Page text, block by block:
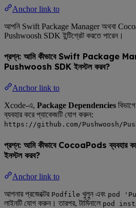
Anchor link to
আপনি Swift Package Manager অথবা
Pushwoosh SDK ইন্টিগ্রেট করতে পারেন।
প্রশ্ন: আমি কীভাবে Swift Package
Pushwoosh SDK ইনস্টল করব?
Anchor link to
Xcode-এ, Package Dependencies
ব্যবহার করে প্যাকেজটি যোগ করুন:
https://github.com/Pushwoosh/
প্রশ্ন: আমি কীভাবে CocoaPods
ইনস্টল করব?
Anchor link to
আপনার প্রজেক্টের Podfile খুলুন এবং pod
লাইনটি যোগ করুন। তারপর, টার্মিনালে pod